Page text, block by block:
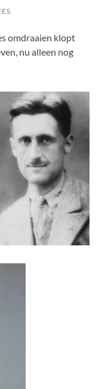
omdraaien klopt
nu alleen nog